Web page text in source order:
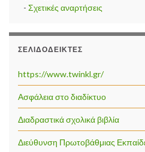
- Σχετικές αναρτήσεις
ΣΕΛΙΔΟΔΕΊΚΤΕΣ
https://www.twinkl.gr/
Ασφάλεια στο διαδίκτυο
Διαδραστικά σχολικά βιβλία
Διεύθυνση Πρωτοβάθμιας